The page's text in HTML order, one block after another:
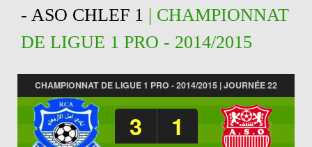
- ASO CHLEF 1 | CHAMPIONNAT
DE LIGUE 1 PRO - 2014/2015
CHAMPIONNAT DE LIGUE 1 PRO - 2014/2015 | JOURNÉE 22
3 1